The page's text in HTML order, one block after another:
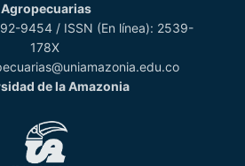
Agropecuarias
9454 / ISSN (En línea): 2539-
178X
de la Amazonia